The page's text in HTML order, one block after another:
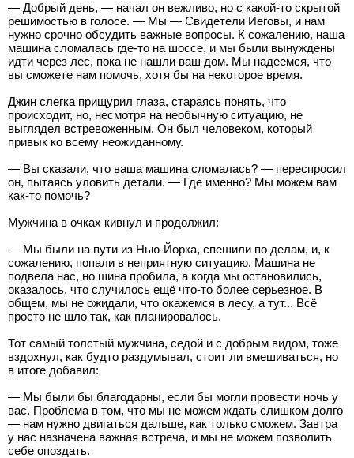
— Добрый день, — начал он вежливо, но с какой-то скрытой
решимостью в голосе. — Мы — Свидетели Иеговы, и нам
нужно срочно обсудить важные вопросы. К сожалению, наша
машина сломалась где-то на шоссе, и мы были вынуждены
идти через лес, пока не нашли ваш дом. Мы надеемся, что
вы сможете нам помочь, хотя бы на некоторое время.
Джин слегка прищурил глаза, стараясь понять, что
происходит, но, несмотря на необычную ситуацию, не
выглядел встревоженным. Он был человеком, который
привык ко всему неожиданному.
— Вы сказали, что ваша машина сломалась? — переспросил
он, пытаясь уловить детали. — Где именно? Мы можем вам
как-то помочь?
Мужчина в очках кивнул и продолжил:
— Мы были на пути из Нью-Йорка, спешили по делам, и, к
сожалению, попали в неприятную ситуацию. Машина не
подвела нас, но шина пробила, а когда мы остановились,
оказалось, что случилось ещё что-то более серьезное. В
общем, мы не ожидали, что окажемся в лесу, а тут... Всё
просто не шло так, как планировалось.
Тот самый толстый мужчина, седой и с добрым видом, тоже
вздохнул, как будто раздумывал, стоит ли вмешиваться, но
в итоге добавил:
— Мы были бы благодарны, если бы могли провести ночь у
вас. Проблема в том, что мы не можем ждать слишком долго
— нам нужно двигаться дальше, как только сможем. Завтра
у нас назначена важная встреча, и мы не можем позволить
себе опоздать.